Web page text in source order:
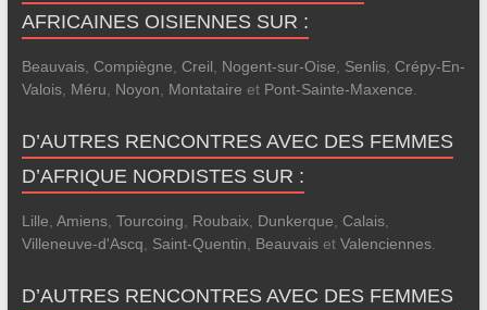
AFRICAINES OISIENNES SUR :
Beauvais, Compiègne, Creil, Nogent-sur-Oise, Senlis, Crépy-En-
Valois, Méru, Noyon, Montataire et Pont-Sainte-Maxence.
D’AUTRES RENCONTRES AVEC DES FEMMES
D’AFRIQUE NORDISTES SUR :
Lille, Amiens, Tourcoing, Roubaix, Dunkerque, Calais,
Villeneuve-d'Ascq, Saint-Quentin, Beauvaiset Valenciennes.
D’AUTRES RENCONTRES AVEC DES FEMMES